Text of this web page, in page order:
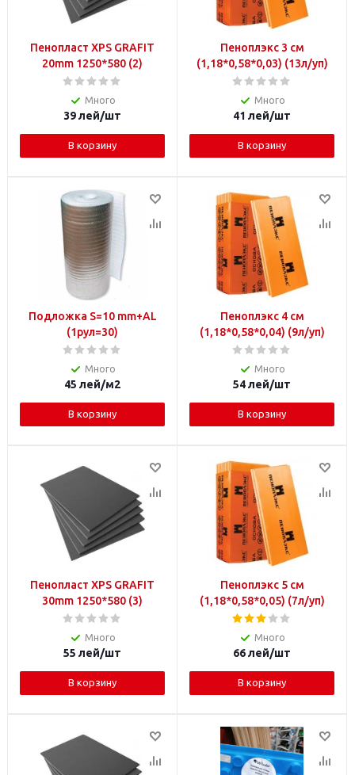
Пенопласт XPS GRAFIT
20mm 1250*580 (2)
Много
39лей/шт
В корзину
Пеноплэкс 3 см
(1,18*0,58*0,03) (13л/уп)
Много
41 лей/шт
В корзину
Подложка S=10 mm+AL
(1рул=30)
Много
45 лей/м2
В корзину
Пеноплэкс 4 см
(1,18*0,58*0,04) (9л/уп)
Много
54лей/шт
В корзину
Пенопласт XPS GRAFIT
30mm 1250*580 (3)
Много
55 лей/шт
В корзину
Пеноплэкс 5 см
(1,18*0,58*0,05) (7л/уп)
Много
66лей/шт
В корзину